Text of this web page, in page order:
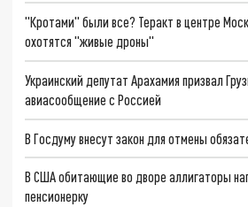
"Кротами" были все? Теракт в центре
охотятся "живые дроны"
Украинский депутат Арахамия призвал
авиасообщение с Россией
В Госдуму внесут закон для отмены
В США обитающие во дворе аллигаторы
пенсионерку